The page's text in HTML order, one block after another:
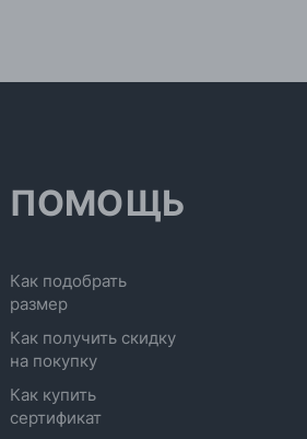
ПОМОЩЬ
Как подобрать
размер
Как получить скидку
на покупку
Как купить
сертификат